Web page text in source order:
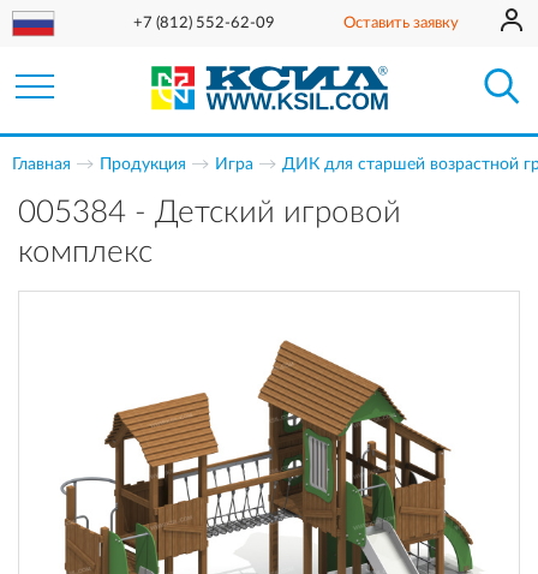
+7 (812) 552-62-09 Оставить заявку
Главная Продукция Игра ДИК для старшей возрастной
005384 - Детский игровой
комплекс